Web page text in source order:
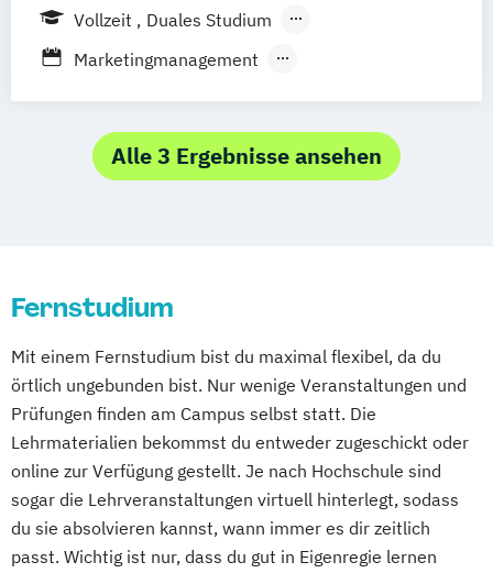
Krefeld Lübeck Oberhausen
Mainz Rostock Kassel Hagen
Saarbrücken Mülheim an der Ruhr
Potsdam Ludwigshafen Oldenburg
Erlenbach Euskirchen
Hamburg
Kornwestheim
Leichlingen
Leonberg
Lilienthal
Miesbach Unterhaching Weilheim
Wildau
Bielefeld
Berlin Düren
Vollzeit
Duales Studium
Berufsbegleitendes Präsenzstudium
Marketingmanagement
Marketing
Alle 3 Ergebnisse ansehen
Fernstudium
Mit einem Fernstudium bist du maximal flexibel, da du
örtlich ungebunden bist. Nur wenige Veranstaltungen und
Prüfungen finden am Campus selbst statt. Die
Lehrmaterialien bekommst du entweder zugeschickt oder
online zur Verfügung gestellt. Je nach Hochschule sind
sogar die Lehrveranstaltungen virtuell hinterlegt, sodass
du sie absolvieren kannst, wann immer es dir zeitlich
passt. Wichtig ist nur, dass du gut in Eigenregie lernen